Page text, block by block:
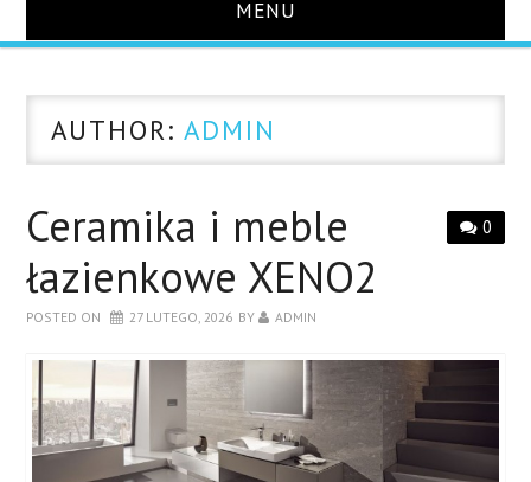
MENU
ŁAZIENKA
DRZWI
SYPIALNIA
AUTHOR:ADMIN
0
Ceramika i meble
łazienkowe XENO2
POSTED ON 27 LUTEGO, 2026 BY ADMIN